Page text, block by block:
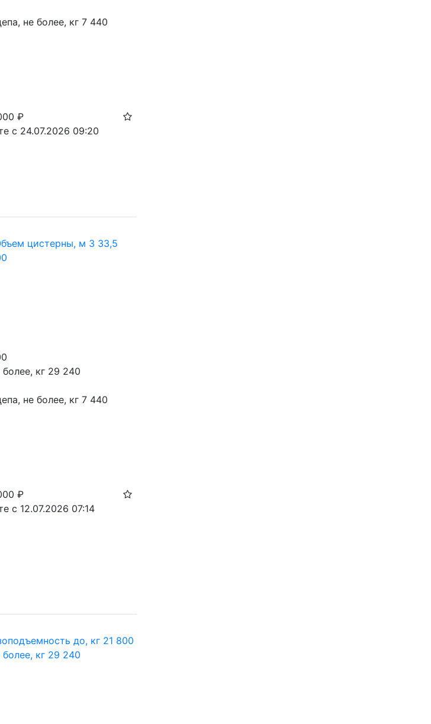
не более, кг 7 440
₽
с 24.07.2026 09:20
цистерны, м 3 33,5
кг 29 240
не более, кг 7 440
₽
с 12.07.2026 07:14
до, кг 21 800
кг 29 240